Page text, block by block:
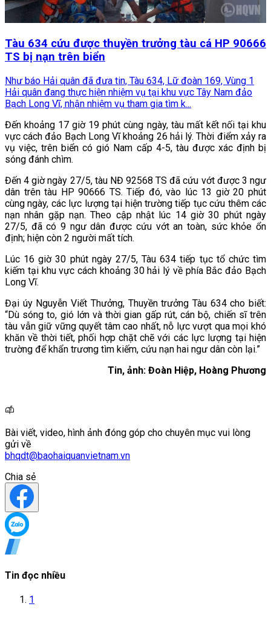
Tàu 634 cứu được thuyền trưởng tàu cá HP 90666
TS bị nạn trên biển
Như báo Hải quân đã đưa tin, Tàu 634, Lữ đoàn 169, Vùng 1
Hải quân đang thực hiện nhiệm vụ tại khu vực Tây Nam đảo
Bạch Long Vĩ, nhận nhiệm vụ tham gia tìm k...
Đến khoảng 17 giờ 19 phút cùng ngày, tàu mất kết nối tại khu
vực cách đảo Bạch Long Vĩ khoảng 26 hải lý. Thời điểm xảy ra
vụ việc, trên biển có gió Nam cấp 4-5, tàu được xác định bị
sóng đánh chìm.
Đến 4 giờ ngày 27/5, tàu NĐ 92568 TS đã cứu vớt được 3 ngư
dân trên tàu HP 90666 TS. Tiếp đó, vào lúc 13 giờ 20 phút
cùng ngày, các lực lượng tại hiện trường tiếp tục cứu thêm các
nạn nhân gặp nạn. Theo cập nhật lúc 14 giờ 30 phút ngày
27/5, đã có 9 ngư dân được cứu vớt an toàn, sức khỏe ổn
định; hiện còn 2 người mất tích.
Lúc 16 giờ 30 phút ngày 27/5, Tàu 634 tiếp tục tổ chức tìm
kiếm tại khu vực cách khoảng 30 hải lý về phía Bắc đảo Bạch
Long Vĩ.
Đại úy Nguyễn Viết Thưởng, Thuyền trưởng Tàu 634 cho biết:
“Dù sóng to, gió lớn và thời gian gấp rút, cán bộ, chiến sĩ trên
tàu vẫn giữ vững quyết tâm cao nhất, nỗ lực vượt qua mọi khó
khăn về thời tiết, phối hợp chặt chẽ với các lực lượng tại hiện
trường để khẩn trương tìm kiếm, cứu nạn hai ngư dân còn lại.”
Tin, ảnh: Đoàn Hiệp, Hoàng Phương
Bài viết, video, hình ảnh đóng góp cho chuyên mục vui lòng
gửi về
bhqdt@baohaiquanvietnam.vn
Chia sẻ
Tin đọc nhiều
1